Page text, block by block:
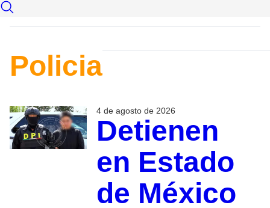
Policia
4 de agosto de 2026
Detienen
en Estado
de México